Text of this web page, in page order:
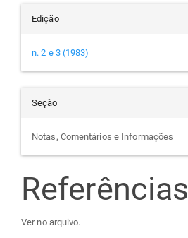
Edição
n. 2 e 3 (1983)
Seção
Notas, Comentários e Informações
Referências
Ver no arquivo.